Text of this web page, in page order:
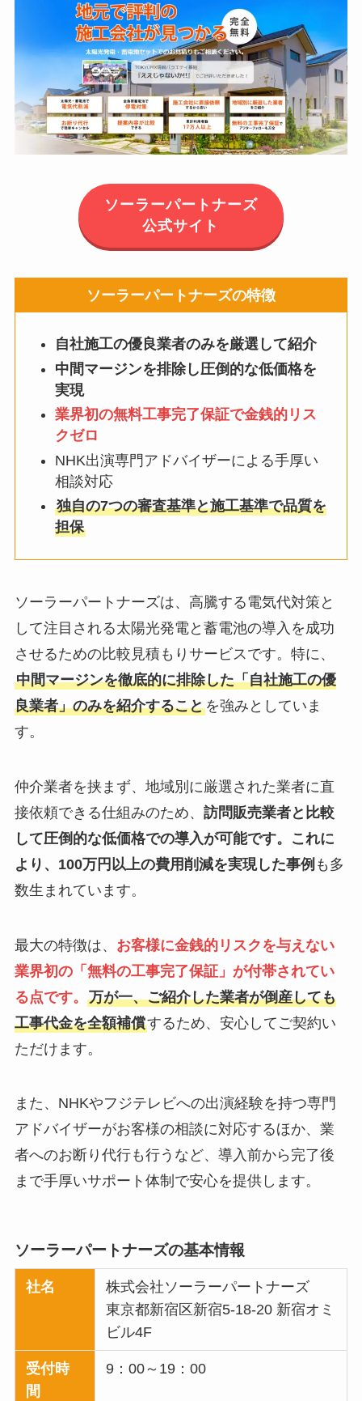
ソーラーパートナーズ
公式サイト
ソーラーパートナーズの特徴
自社施工の優良業者のみを厳選して紹介
中間マージンを排除し圧倒的な低価格を
実現
業界初の無料工事完了保証で金銭的リス
クゼロ
NHK出演専門アドバイザーによる手厚い
相談対応
独自の7つの審査基準と施工基準で品質を
担保
ソーラーパートナーズは、高騰する電気代対策と
して注目される太陽光発電と蓄電池の導入を成功
させるための比較見積もりサービスです。特に、
中間マージンを徹底的に排除した「自社施工の優
良業者」のみを紹介することを強みとしていま
す。
仲介業者を挟まず、地域別に厳選された業者に直
接依頼できる仕組みのため、 訪問販売業者と比較
して圧倒的な低価格での導入が可能です。これに
より、100万円以上の費用削減を実現した事例 も多
数生まれています。
最大の特徴は、 お客様に金銭的リスクを与えない
業界初の「無料の工事完了保証」が付帯されてい
る点です。 万が一、ご紹介した業者が倒産しても
工事代金を全額補償するため、安心してご契約い
ただけます。
また、NHKやフジテレビへの出演経験を持つ専門
アドバイザーがお客様の相談に対応するほか、業
者へのお断り代行も行うなど、導入前から完了後
まで手厚いサポート体制で安心を提供します。
ソーラーパートナーズの基本情報
社名
株式会社ソーラーパートナーズ
東京都新宿区新宿5-18-20 新宿オミ
ビル4F
受付時
間
9：00～19：00